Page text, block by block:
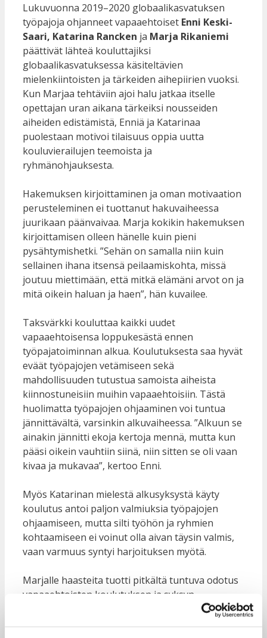
Lukuvuonna 2019–2020 globaalikasvatuksen
työpajoja ohjanneet vapaaehtoiset Enni Keski-
Saari, Katarina Rancken ja Marja Rikaniemi
päättivät lähteä kouluttajiksi
globaalikasvatuksessa käsiteltävien
mielenkiintoisten ja tärkeiden aihepiirien vuoksi.
Kun Marjaa tehtäviin ajoi halu jatkaa itselle
opettajan uran aikana tärkeiksi nousseiden
aiheiden edistämistä, Enniä ja Katarinaa
puolestaan motivoi tilaisuus oppia uutta
kouluvierailujen teemoista ja
ryhmänohjauksesta.
Hakemuksen kirjoittaminen ja oman motivaation
perusteleminen ei tuottanut hakuvaiheessa
juurikaan päänvaivaa. Marja kokikin hakemuksen
kirjoittamisen olleen hänelle kuin pieni
pysähtymishetki. ”Sehän on samalla niin kuin
sellainen ihana itsensä peilaamiskohta, missä
joutuu miettimään, että mitkä elämäni arvot on ja
mitä oikein haluan ja haen”, hän kuvailee.
Taksvärkki kouluttaa kaikki uudet
vapaaehtoisensa loppukesästä ennen
työpajatoiminnan alkua. Koulutuksesta saa hyvät
eväät työpajojen vetämiseen sekä
mahdollisuuden tutustua samoista aiheista
kiinnostuneisiin muihin vapaaehtoisiin. Tästä
huolimatta työpajojen ohjaaminen voi tuntua
jännittävältä, varsinkin alkuvaiheessa. ”Alkuun se
ainakin jännitti ekoja kertoja mennä, mutta kun
pääsi oikein vauhtiin siinä, niin sitten se oli vaan
kivaa ja mukavaa”, kertoo Enni.
Myös Katarinan mielestä alkusyksystä käyty
koulutus antoi paljon valmiuksia työpajojen
ohjaamiseen, mutta silti työhön ja ryhmien
kohtaamiseen ei voinut olla aivan täysin valmis,
vaan varmuus syntyi harjoituksen myötä.
Marjalle haasteita tuotti pitkältä tuntuva odotus
vapaaehtoisten koulutuksen ja syksyn